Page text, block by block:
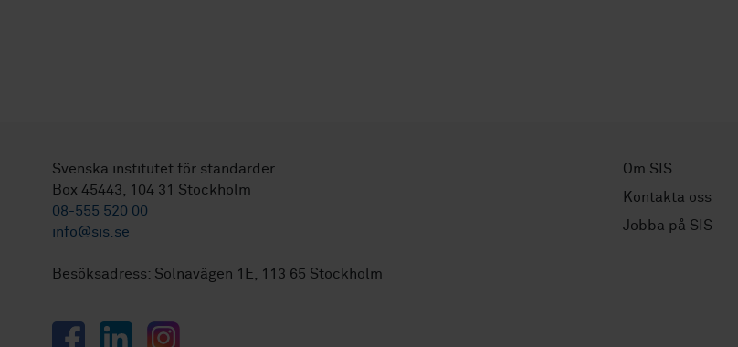
Svenska institutet för standarder
Box 45443, 104 31 Stockholm
08-555 520 00
info@sis.se
Besöksadress: Solnavägen 1E, 113 65 Stockholm
FacebookLinkedInInstagram
Om SIS
Kontakta oss
Jobba på SIS